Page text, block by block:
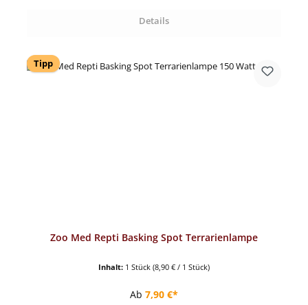
Details
Tipp
Zoo Med Repti Basking Spot Terrarienlampe
Inhalt: 1 Stück (8,90 € / 1 Stück)
Regulärer Preis:
Ab 7,90 €*